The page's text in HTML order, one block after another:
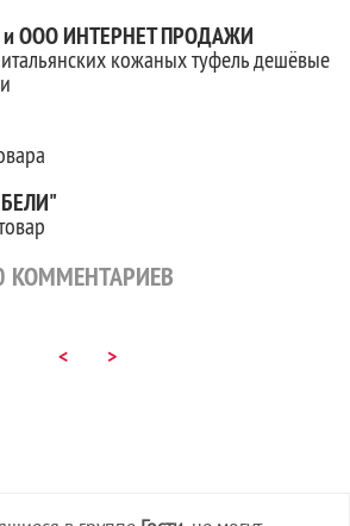
ООО ИНТЕРНЕТ ПРОДАЖИ
кожаных туфель дешёвые
КОММЕНТАРИЕВ
< >